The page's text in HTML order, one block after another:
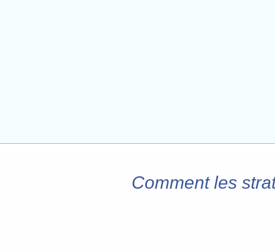
Comment les